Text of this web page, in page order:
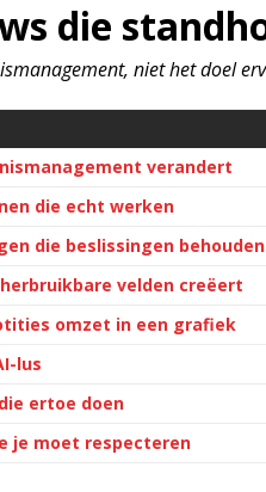
die
niet het doel
verandert
die echt werken
die beslissingen behouden
velden creëert
omzet in een grafiek
lus
ertoe doen
je moet respecteren